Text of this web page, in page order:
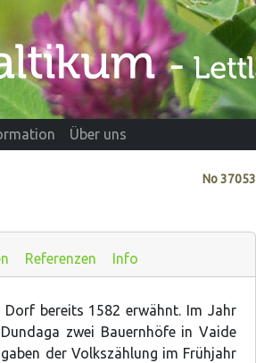
Über uns
No37053
Referenzen Info
bereits 1582 erwähnt. Im Jahr
zwei Bauernhöfe in Vaide
der Volkszählung im Frühjahr